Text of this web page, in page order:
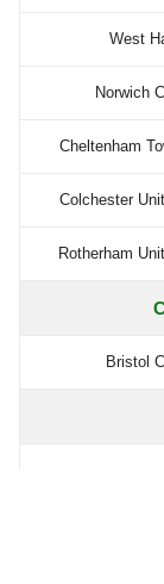
West
Norwich
Cheltenham
Colchester
Rotherham
Bristol